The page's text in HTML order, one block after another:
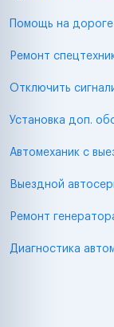
Помощь на дороге
Ремонт
Отключить
Установка доп.
Автомеханик с
Выездной
Ремонт
Диагностика